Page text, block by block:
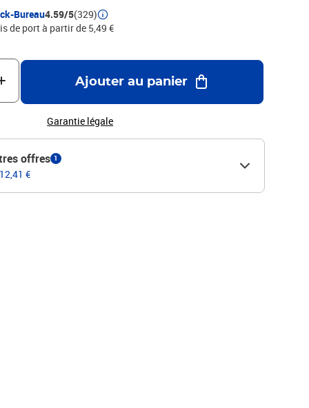
Bureau4.59/5(329)
de port à partir de 5,49 €
Ajouter au panier
Garantie légale
offres 1
€